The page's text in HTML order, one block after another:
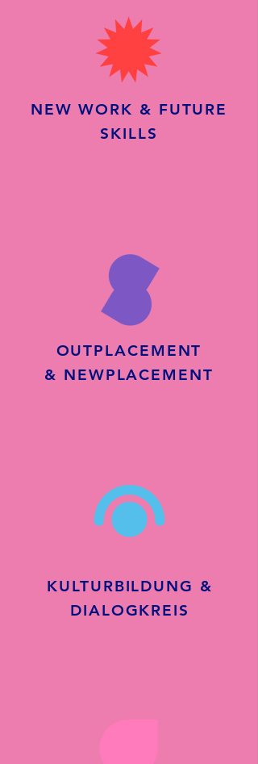
NEW WORK & FUTURE
SKILLS
OUTPLACEMENT
& NEWPLACEMENT
KULTURBILDUNG &
DIALOGKREIS